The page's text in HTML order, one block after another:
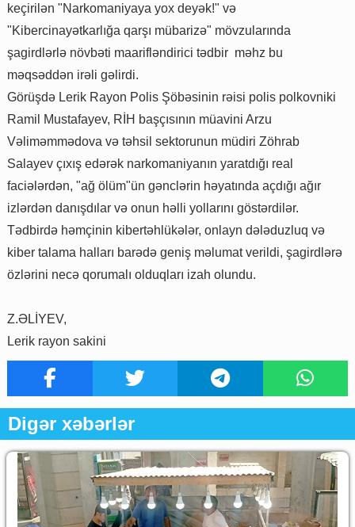
keçirilən "Narkomaniyaya yox deyək!" və
"Kibercinayətkarlığa qarşı mübarizə" mövzularında
şagirdlərlə növbəti maarifləndirici tədbir məhz bu
məqsəddən irəli gəlirdi.
Görüşdə Lerik Rayon Polis Şöbəsinin rəisi polis polkovniki
Ramil Mustafayev, RİH başçısının müavini Arzu
Vəliməmmədova və təhsil sektorunun müdiri Zöhrab
Salayev çıxış edərək narkomaniyanın yaratdığı real
faciələrdən, "ağ ölüm"ün gənclərin həyatında açdığı ağır
izlərdən danışdılar və onun həlli yollarını göstərdilər.
Tədbirdə həmçinin kibertəhlükələr, onlayn dələduzluq və
kiber talama halları barədə geniş məlumat verildi, şagirdlərə
özlərini necə qorumalı olduqları izah olundu.
Z.ƏLİYEV,
Lerik rayon sakini
Digər xəbərlər